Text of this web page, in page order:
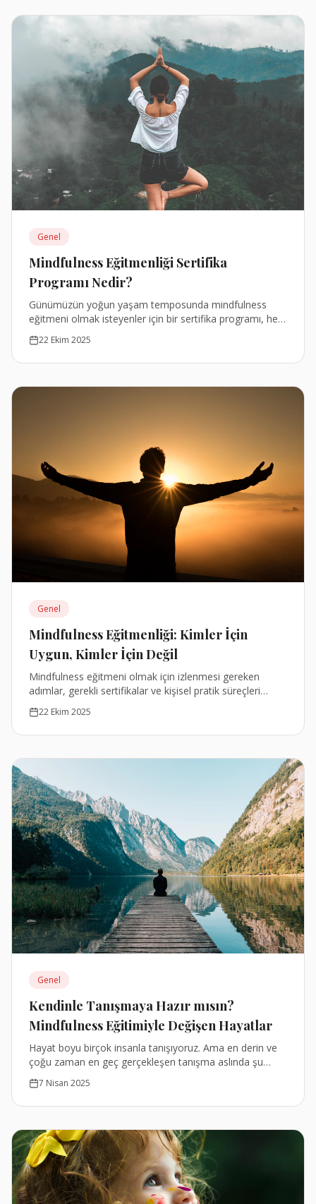
Genel
Mindfulness Eğitmenliği Sertifika
Programı Nedir?
Günümüzün yoğun yaşam temposunda mindfulness
eğitmeni olmak isteyenler için bir sertifika programı, hem
derinlemesine bir kişisel pratik hem de profesyonel
öğretim becerileri sunar.
22 Ekim 2025
Genel
Mindfulness Eğitmenliği: Kimler İçin
Uygun, Kimler İçin Değil
Mindfulness eğitmeni olmak için izlenmesi gereken
adımlar, gerekli sertifikalar ve kişisel pratik süreçleri
hakkında kapsamlı bir rehber.
22 Ekim 2025
Genel
Kendinle Tanışmaya Hazır mısın?
Mindfulness Eğitimiyle Değişen Hayatlar
Hayat boyu birçok insanla tanışıyoruz. Ama en derin ve
çoğu zaman en geç gerçekleşen tanışma aslında şu
soruyla başlar: Ben gerçekten kimim?
7 Nisan 2025